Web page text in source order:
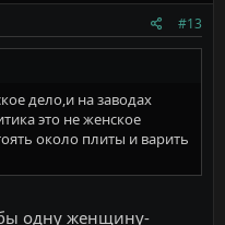
#13
дело,и на заводах
это не женское
около плиты и варить
бы одну женщину-